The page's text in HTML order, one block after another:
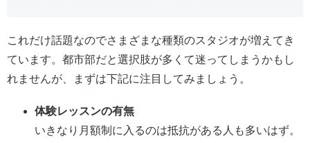
これだけ話題なのでさまざまな種類のスタジオが増えてき
ています。都市部だと選択肢が多くて迷ってしまうかもし
れませんが、まずは下記に注目してみましょう。
体験レッスンの有無
いきなり月額制に入るのは抵抗がある人も多いはず。